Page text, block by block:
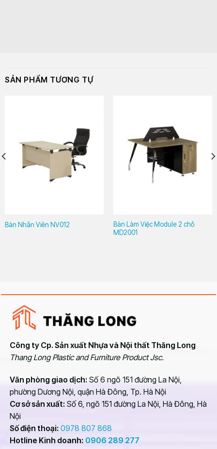
cho căn phòng, khẳng định vị thế của người lãnh
đạo. Tuy nhiên, khi lựa chọn loại gỗ này, các bạn
Nhiều đơn vị lựa chọn bàn gỗ công nghiệp cho căn
phòng giám đốc cũng rất chuyên nghiệp. Bàn giám
đốc gỗ công nghiệp hiện nay có giá cả hợp lý, phù
hợp với nhiều đơn vị, doanh nghiệp có mức tài chính
Bàn giám đốc có thể dùng gỗ tự nhiên hoặc gỗ công nghiệp
SẢN PHẨM TƯƠNG TỰ
Bàn Nhân Viên NV012
Bàn Làm Việc Module 2 chỗ
MD2001
Công ty Cp. Sản xuất Nhựa và Nội thất Thăng Long
Thang Long Plastic and Furniture Product Jsc.
Văn phòng giao dịch:Số 6 ngõ 151 đường La Nội,
phường Dương Nội, quận Hà Đông, Tp. Hà Nội
Cơ sở sản xuất: Số 6, ngõ 151 đường La Nội, Hà Đông, Hà
Nội
Số điện thoại: 0978 807 868
Hotline Kinh doanh: 0906 289 277